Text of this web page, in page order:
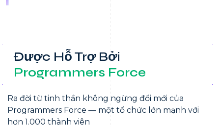
Được Hỗ Trợ Bởi
Programmers Force
Ra đời từ tinh thần không ngừng đổi mới của
Programmers Force — một tổ chức lớn mạnh với
hơn 1.000 thành viên